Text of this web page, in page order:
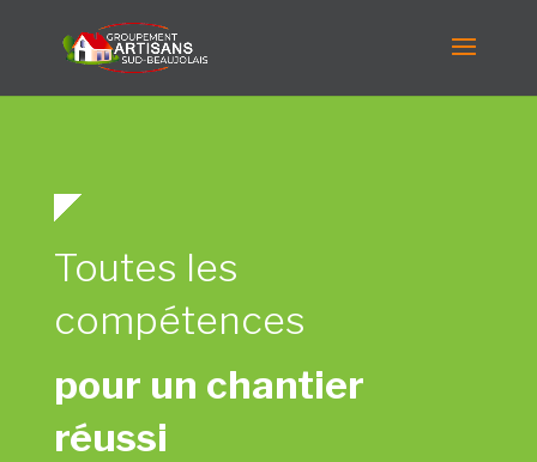
Toutes les
compétences
pour un chantier
réussi